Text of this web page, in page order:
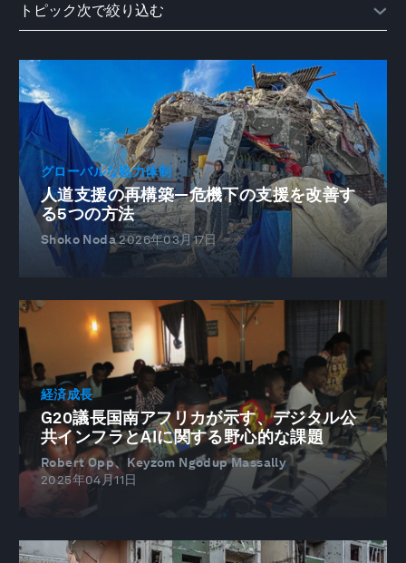
グローバルな協力体制
人道支援の再構築―危機下の支援を改善す
る5つの方法
Shoko Noda 2026年03月17日
経済成長
G20議長国南アフリカが示す、デジタル公
共インフラとAIに関する野心的な課題
Robert Opp、Keyzom Ngodup Massally
2025年04月11日